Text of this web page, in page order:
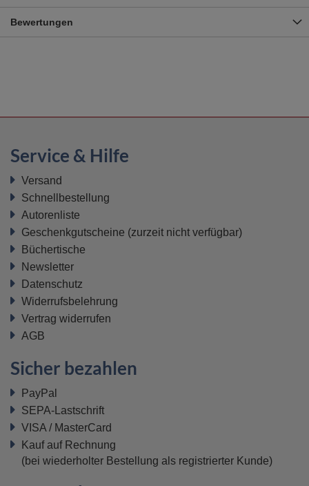
Bewertungen
Service & Hilfe
Versand
Schnellbestellung
Autorenliste
Geschenkgutscheine (zurzeit nicht verfügbar)
Büchertische
Newsletter
Datenschutz
Widerrufsbelehrung
Vertrag widerrufen
AGB
Sicher bezahlen
PayPal
SEPA-Lastschrift
VISA / MasterCard
Kauf auf Rechnung
(bei wiederholter Bestellung als registrierter Kunde)